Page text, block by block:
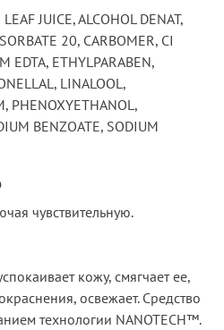
JUICE, ALCOHOL DENAT,
20, CARBOMER, CI
EDTA, ETHYLPARABEN,
LINALOOL,
PHENOXYETHANOL,
BENZOATE, SODIUM
чувствительную.
кожу, смягчает ее,
освежает. Средство
технологии NANOTECH™.